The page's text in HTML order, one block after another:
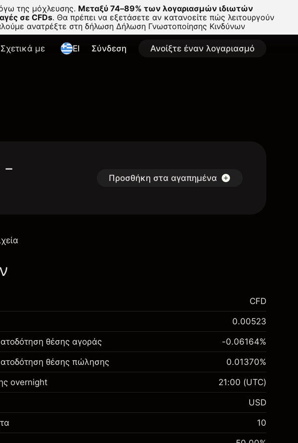
της μόχλευσης. Μεταξύ 74–89% των λογαριασμών ιδιωτών
σε CFDs. Θα πρέπει να εξετάσετε αν κατανοείτε πώς λειτουργούν
ανατρέξτε στη δήλωση Δήλωση Γνωστοποίησης Κινδύνων
Σχετικά με El Σύνδεση Ανοίξτε έναν λογαριασμό
- Προσθήκη στα αγαπημένα
είναι
CFD.
με:
CFD
0.00523
θέσης αγοράς
$1,000.00
-0.06164%
θέσης πώλησης 0.01370%
overnight 21:00 (UTC)
USD
10